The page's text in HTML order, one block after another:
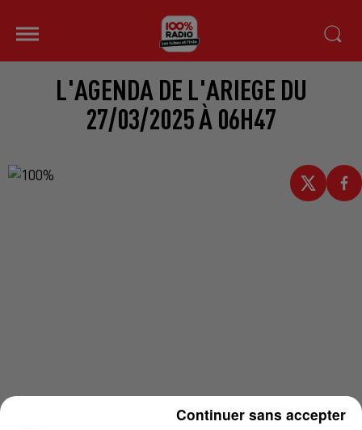
L'AGENDA DE L'ARIEGE DU
27/03/2025 À 06H47
Continuer sans accepter